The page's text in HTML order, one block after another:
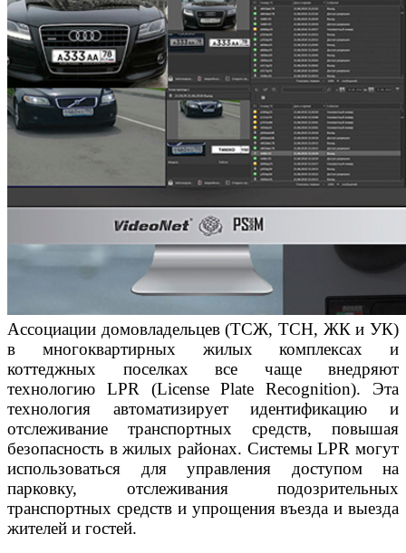
Ассоциации домовладельцев (ТСЖ, ТСН, ЖК и УК)
в многоквартирных жилых комплексах и
коттеджных поселках все чаще внедряют
технологию LPR (License Plate Recognition). Эта
технология автоматизирует идентификацию и
отслеживание транспортных средств, повышая
безопасность в жилых районах. Системы LPR могут
использоваться для управления доступом на
парковку, отслеживания подозрительных
транспортных средств и упрощения въезда и выезда
жителей и гостей.